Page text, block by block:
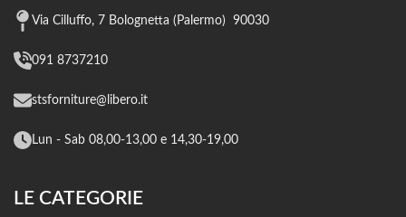
Via Cilluffo, 7 Bolognetta (Palermo) 90030
091 8737210
stsforniture@libero.it
Lun - Sab 08,00-13,00 e 14,30-19,00
LE CATEGORIE